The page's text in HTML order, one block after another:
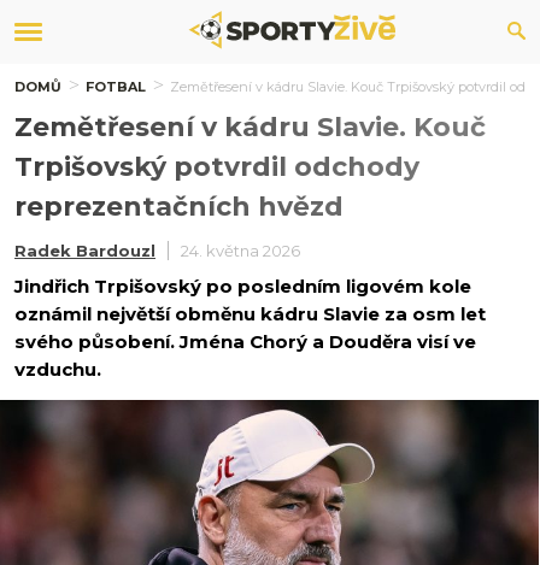
DOMŮ FOTBAL Zemětřesení v kádru Slavie. Kouč Trpišovský potvrdil
Zemětřesení v kádru Slavie. Kouč
Trpišovský potvrdil odchody
reprezentačních hvězd
Radek Bardouzl 24. května 2026
Jindřich Trpišovský po posledním ligovém kole
oznámil největší obměnu kádru Slavie za osm let
svého působení. Jména Chorý a Douděra visí ve
vzduchu.